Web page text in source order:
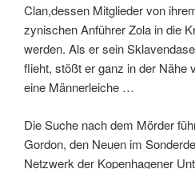
Clan,dessen Mitglieder von
zynischen Anführer Zola in die
werden. Als er sein
flieht, stößt er ganz in der Nähe
eine Männerleiche …
Die Suche nach dem Mörder
Gordon, den Neuen im
Netzwerk der Kopenhagener